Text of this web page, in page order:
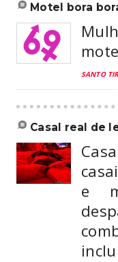
motel bora
SANTO
casal real de
e